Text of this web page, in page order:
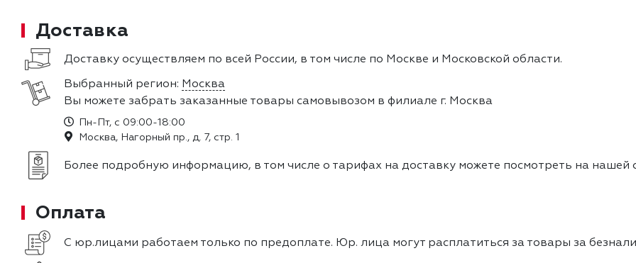
Доставка
Доставку осуществляем по всей России, в том числе по Москве и Московской области.
Выбранный регион: Москва
Вы можете забрать заказанные товары самовывозом в филиале г. Москва
Пн-Пт, с 09:00-18:00
Москва, Нагорный пр., д. 7, стр. 1
Более подробную информацию, в том числе о тарифах на доставку можете посмотреть на нашей
Оплата
С юр.лицами работаем только по предоплате. Юр. лица могут расплатиться за товары за